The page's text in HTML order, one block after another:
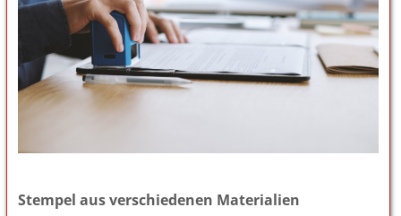
Stempel aus verschiedenen Materialien